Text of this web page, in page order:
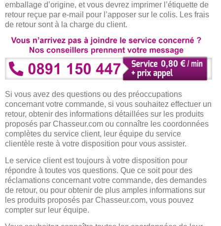
emballage d’origine, et vous devrez imprimer l’étiquette de
retour reçue par e-mail pour l’apposer sur le colis. Les frais
de retour sont à la charge du client.
Si vous avez des questions ou des préoccupations
concernant votre commande, si vous souhaitez effectuer un
retour, obtenir des informations détaillées sur les produits
proposés par Chasseur.com ou connaître les coordonnées
complètes du service client, leur équipe du service
clientèle reste à votre disposition pour vous assister.
Le service client est toujours à votre disposition pour
répondre à toutes vos questions. Que ce soit pour des
réclamations concernant votre commande, des demandes
de retour, ou pour obtenir de plus amples informations sur
les produits proposés par Chasseur.com, vous pouvez
compter sur leur équipe.